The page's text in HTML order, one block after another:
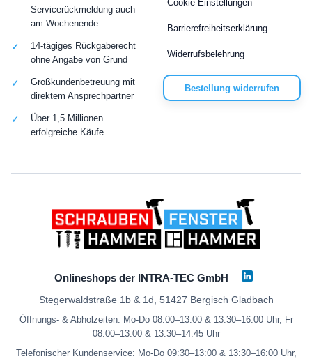
Cookie Einstellungen
Barrierefreiheitserklärung
Widerrufsbelehrung
Bestellung widerrufen
Servicerückmeldung auch
am Wochenende
14-tägiges Rückgaberecht
ohne Angabe von Grund
Großkundenbetreuung mit
direktem Ansprechpartner
Über 1,5 Millionen
erfolgreiche Käufe
Onlineshops der INTRA-TEC GmbH
Stegerwaldstraße 1b & 1d, 51427 Bergisch Gladbach
Öffnungs- & Abholzeiten: Mo-Do 08:00–13:00 & 13:30–16:00 Uhr, Fr
08:00–13:00 & 13:30–14:45 Uhr
Telefonischer Kundenservice: Mo-Do 09:30–13:00 & 13:30–16:00 Uhr,